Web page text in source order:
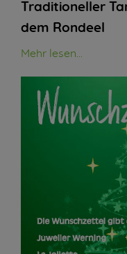
Traditioneller
dem Rondeel
Mehr lesen...